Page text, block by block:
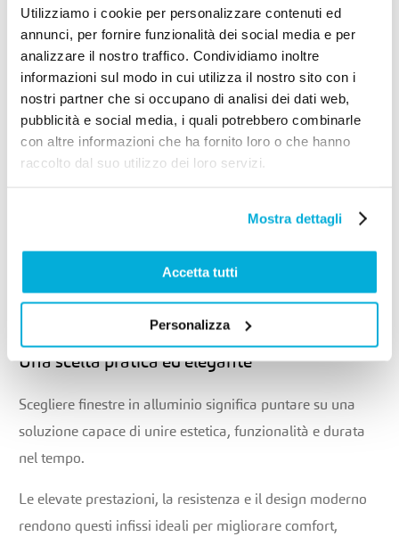
Utilizziamo i cookie per personalizzare contenuti ed
annunci, per fornire funzionalità dei social media e per
analizzare il nostro traffico. Condividiamo inoltre
informazioni sul modo in cui utilizza il nostro sito con i
nostri partner che si occupano di analisi dei dati web,
pubblicità e social media, i quali potrebbero combinarle
con altre informazioni che ha fornito loro o che hanno
raccolto dal suo utilizzo dei loro servizi.
Mostra dettagli
Accetta tutti
Personalizza
personalizzazione dal punto di vista estetico.
Colori, finiture e texture permettono di creare soluzioni
perfettamente integrate con lo stile della casa e
dell’arredamento.
Dalle tonalità più moderne fino agli effetti materici più
La possibilità di realizzare grandi aperture vetrate
rappresenta inoltre un grande vantaggio per chi desidera
ambienti più luminosi e contemporanei.
Una scelta pratica ed elegante
Scegliere finestre in alluminio significa puntare su una
soluzione capace di unire estetica, funzionalità e durata
nel tempo.
Le elevate prestazioni, la resistenza e il design moderno
rendono questi infissi ideali per migliorare comfort,